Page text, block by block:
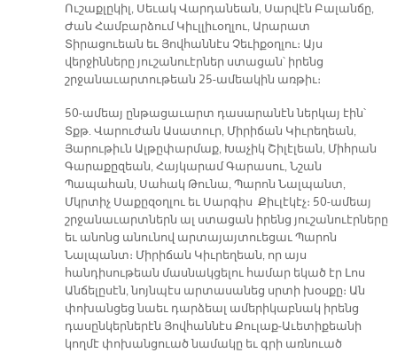
Ուշաքլըկիլ, Սեւակ Վարդանեան, Սարվէն Բալանճը,
Ժան Համբարձում Կիւլլիւօղլու, Արարատ
Տիրացուեան եւ Յովհաննէս Չեւիքօղլու։ Այս
վերջինները յուշանուէրներ ստացան՝ իրենց
շրջանաւարտութեան 25-ամեակին առթիւ։
50-ամեայ ընթացաւարտ դասարանէն ներկայ էին՝
Տքթ. Վարուժան Ասատուր, Միրիճան Կիւրեղեան,
Յարութիւն Ալթըփարմաք, Խաչիկ Շիլէլեան, Միհրան
Գարաքըզեան, Հայկարամ Գարասու, Նշան
Պապահան, Սահակ Թունա, Պարոն Նալպանտ,
Մկրտիչ Սաքըզօղլու եւ Սարգիս Քիւլէկէչ։ 50-ամեայ
շրջանաւարտներն ալ ստացան իրենց յուշանուէրները
եւ անոնց անունով արտայայտուեցաւ Պարոն
Նալպանտ։ Միրիճան Կիւրեղեան, որ այս
հանդիսութեան մասնակցելու համար եկած էր Լոս
Անճելըսէն, նոյնպէս արտասանեց սրտի խօսքը։ Ան
փոխանցեց նաեւ դարձեալ ամերիկաբնակ իրենց
դասընկերներէն Յովհաննէս Քուլաք-Աւետիքեանի
կողմէ փոխանցուած նամակը եւ գրի առնուած